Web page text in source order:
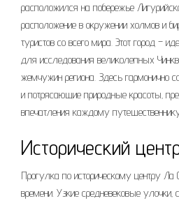
расположился на побережье
расположение в окружении холмов и
туристов со всего мира. Этот город –
для исследования великолепных
жемчужин региона. Здесь гармонично
и потрясающие природные красоты‚
впечатления каждому
Исторический
Прогулка по историческому центру Ла
времени. Узкие средневековые